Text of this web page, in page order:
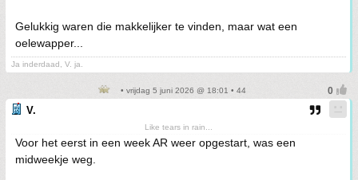
Gelukkig waren die makkelijker te vinden, maar wat een
oelewapper...
Ja inderdaad, V. ja.
• vrijdag 5 juni 2026 @ 18:01 • 44
V.
Like tears in rain...
Voor het eerst in een week AR weer opgestart, was een
midweekje weg.